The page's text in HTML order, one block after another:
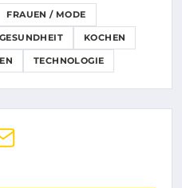
FRAUEN / MODE
GESUNDHEIT KOCHEN
TECHNOLOGIE